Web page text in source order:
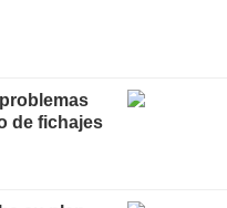
de fichajes